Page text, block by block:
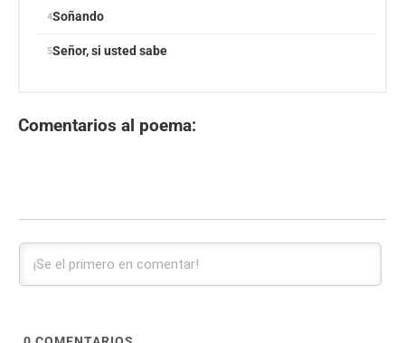
Soñando
Señor, si usted sabe
Comentarios al poema: